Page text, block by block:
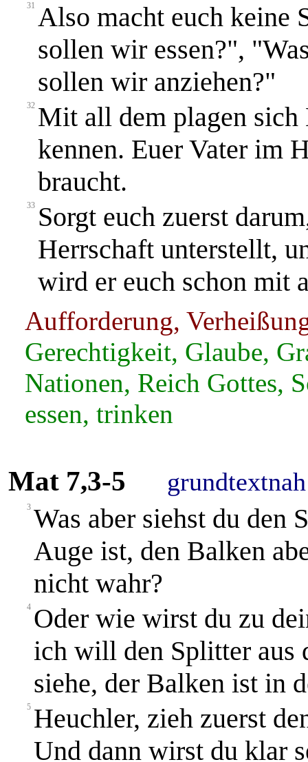
31 Also macht euch keine
sollen wir essen?",
sollen wir anziehen?"
32 Mit all dem plagen
kennen. Euer Vater im
braucht.
33 Sorgt euch zuerst
Herrschaft unterstellt,
wird er euch schon mit
Aufforderung,
Gerechtigkeit, Glaube,
Nationen, Reich Gottes,
essen, trinken
Mat 7,3-5 grundtextnah
3 Was aber siehst du den
Auge ist, den Balken
nicht wahr?
4 Oder wie wirst du zu
ich will den Splitter aus
siehe, der Balken ist in
5 Heuchler, zieh zuerst
Und dann wirst du klar